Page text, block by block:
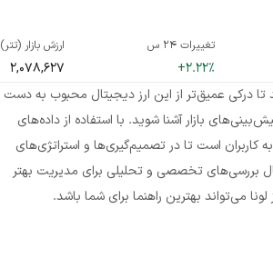
تغییرات ۲۴ س
+2.22%
ارزش بازار (تتر)
2,078,627
به شما کمک می‌کند تا درکی عمیق‌تر از این ارز دیجیتال محبوب به دست
بازار آشنا شوید. با استفاده از داده‌های
کاربران است تا در تصمیم‌گیری‌ها و استراتژی‌های
بررسی‌های تخصصی و تحلیلی برای مدیریت بهتر
می‌تواند بهترین راهنما برای شما باشد.